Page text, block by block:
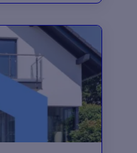
d'avantages :